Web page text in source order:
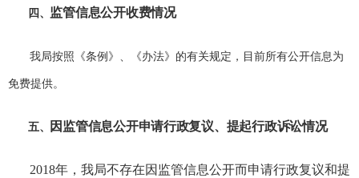
四、 监管信息公开收费情况
我局按照《条例》、《办法》的有关规定，目前所有公开信息为
免费提供。
五、 因监管信息公开申请行政复议、提起行政诉讼情况
2018年，我局不存在因监管信息公开而申请行政复议和提